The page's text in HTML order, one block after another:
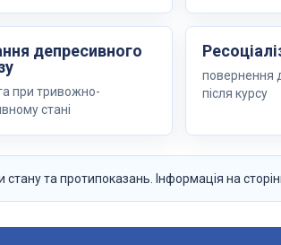
депресивного
при тривожно-
стані
повернення
після курсу
та протипоказань. Інформація на